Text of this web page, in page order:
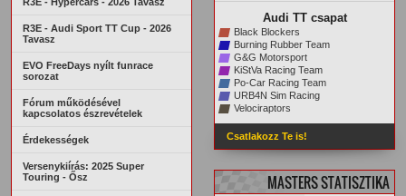
R3E - Audi Sport TT Cup - 2026
Tavasz
EVO FreeDays nyílt funrace
sorozat
Fórum működésével
kapcsolatos észrevételek
Érdekességek
Versenykiírás: 2025 Super
Touring - Ősz
Audi TT csapat
Black Blockers
Burning Rubber Team
G&G Motorsport
KiStVa Racing Team
Po-Car Racing Team
URB4N Sim Racing
Velociraptors
Csatlakozz Te is!
MASTERS STATISZTIKA